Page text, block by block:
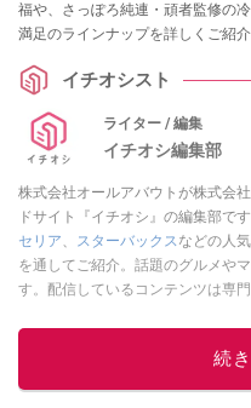
福や、さっぽろ純連・頑者監修の
満足のラインナップを詳しくご紹介
イチオシスト
ライター / 編集
イチオシ編集部
株式会社オールアバウトが株式会
ドサイト『イチオシ』の編集部です
セリア、 スターバックスなどの人
を通してご紹介。話題のグルメや
す。配信しているコンテンツは専
ニュースでフォロー
続